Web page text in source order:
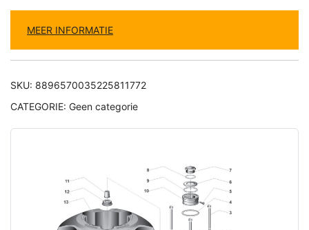
MEER INFORMATIE
SKU: 8896570035225811772
CATEGORIE: Geen categorie